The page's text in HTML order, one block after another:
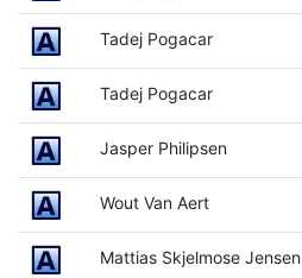
Tadej Pogacar
Tadej Pogacar
Jasper Philipsen
Wout Van Aert
Mattias Skjelmose Jensen